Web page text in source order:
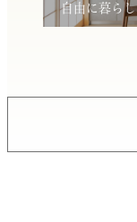
自由に暮ら